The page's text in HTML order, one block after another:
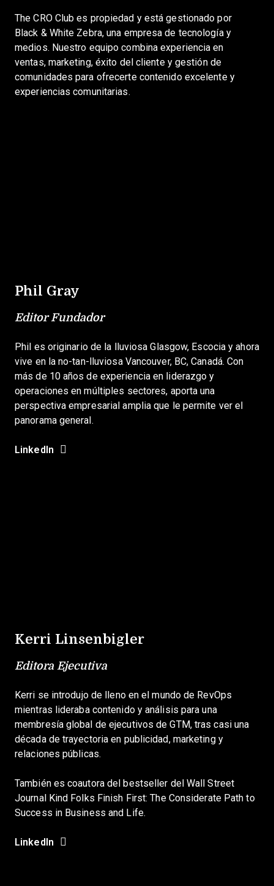
The CRO Club es propiedad y está gestionado por
Black & White Zebra, una empresa de tecnología y
medios. Nuestro equipo combina experiencia en
ventas, marketing, éxito del cliente y gestión de
comunidades para ofrecerte contenido excelente y
experiencias comunitarias.
Phil Gray
Editor Fundador
Phil es originario de la lluviosa Glasgow, Escocia y ahora
vive en la no-tan-lluviosa Vancouver, BC, Canadá. Con
más de 10 años de experiencia en liderazgo y
operaciones en múltiples sectores, aporta una
perspectiva empresarial amplia que le permite ver el
panorama general.
LinkedIn
Kerri Linsenbigler
Editora Ejecutiva
Kerri se introdujo de lleno en el mundo de RevOps
mientras lideraba contenido y análisis para una
membresía global de ejecutivos de GTM, tras casi una
década de trayectoria en publicidad, marketing y
relaciones públicas.
También es coautora del bestseller del Wall Street
Journal Kind Folks Finish First: The Considerate Path to
Success in Business and Life.
LinkedIn